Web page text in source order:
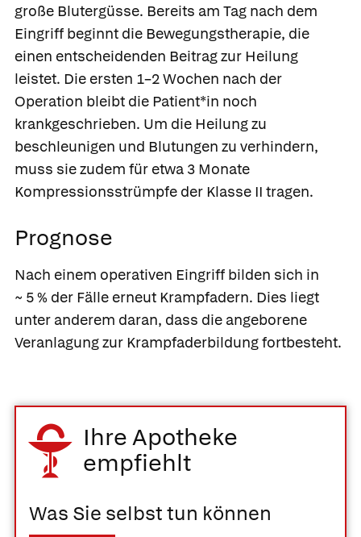
große Blutergüsse. Bereits am Tag nach dem
Eingriff beginnt die Bewegungstherapie, die
einen entscheidenden Beitrag zur Heilung
leistet. Die ersten 1–2 Wochen nach der
Operation bleibt die Patient*in noch
krankgeschrieben. Um die Heilung zu
beschleunigen und Blutungen zu verhindern,
muss sie zudem für etwa 3 Monate
Kompressionsstrümpfe der Klasse II tragen.
Prognose
Nach einem operativen Eingriff bilden sich in
~ 5 % der Fälle erneut Krampfadern. Dies liegt
unter anderem daran, dass die angeborene
Veranlagung zur Krampfaderbildung fortbesteht.
Ihre Apotheke
empfiehlt
Was Sie selbst tun können